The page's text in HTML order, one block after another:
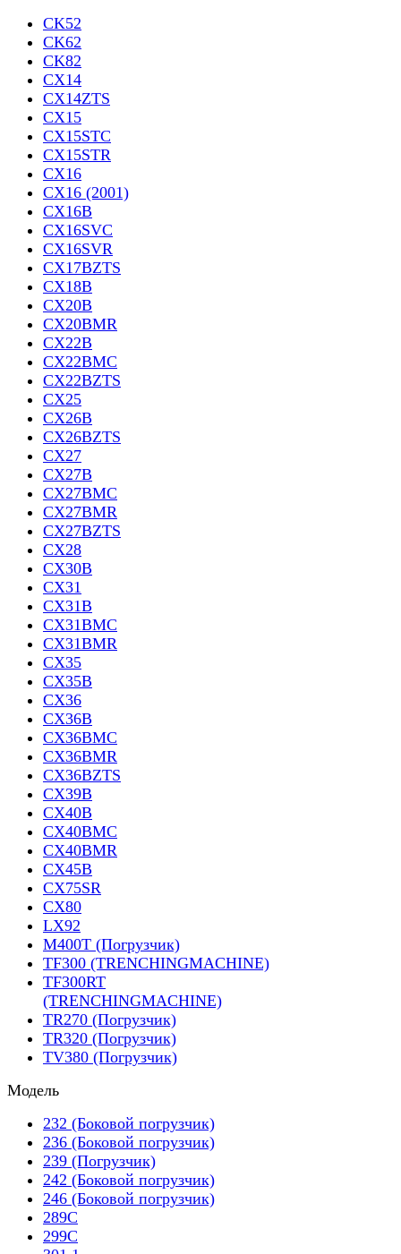
CK52
CK62
CK82
CX14
CX14ZTS
CX15
CX15STC
CX15STR
CX16
CX16 (2001)
CX16B
CX16SVC
CX16SVR
CX17BZTS
CX18B
CX20B
CX20BMR
CX22B
CX22BMC
CX22BZTS
CX25
CX26B
CX26BZTS
CX27
CX27B
CX27BMC
CX27BMR
CX27BZTS
CX28
CX30B
CX31
CX31B
CX31BMC
CX31BMR
CX35
CX35B
CX36
CX36B
CX36BMC
CX36BMR
CX36BZTS
CX39B
CX40B
CX40BMC
CX40BMR
CX45B
CX75SR
CX80
LX92
M400T (Погрузчик)
TF300 (TRENCHINGMACHINE)
TF300RT
(TRENCHINGMACHINE)
TR270 (Погрузчик)
TR320 (Погрузчик)
TV380 (Погрузчик)
Модель
232 (Боковой погрузчик)
236 (Боковой погрузчик)
239 (Погрузчик)
242 (Боковой погрузчик)
246 (Боковой погрузчик)
289C
299C